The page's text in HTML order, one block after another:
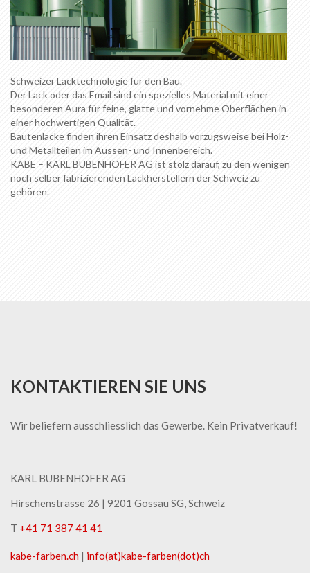
Schweizer Lacktechnologie für den Bau.
Der Lack oder das Email sind ein spezielles Material mit einer
besonderen Aura für feine, glatte und vornehme Oberflächen in
einer hochwertigen Qualität.
Bautenlacke finden ihren Einsatz deshalb vorzugsweise bei Holz-
und Metallteilen im Aussen- und Innenbereich.
KABE – KARL BUBENHOFER AG ist stolz darauf, zu den wenigen
noch selber fabrizierenden Lackherstellern der Schweiz zu
gehören.
KONTAKTIEREN SIE UNS
Wir beliefern ausschliesslich das Gewerbe. Kein Privatverkauf!
KARL BUBENHOFER AG
Hirschenstrasse 26 | ​9201 Gossau SG, Schweiz
T +41 71 387 41 41
kabe-​farben.ch | info(at)kabe-​farben(dot)ch